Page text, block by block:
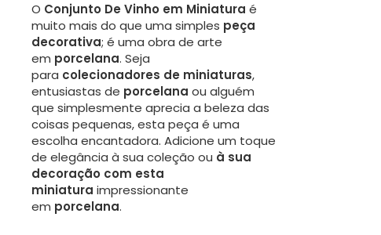
O Conjunto De Vinho em Miniatura é
muito mais do que uma simples peça
decorativa; é uma obra de arte
em porcelana. Seja
para colecionadores de miniaturas,
entusiastas de porcelana ou alguém
que simplesmente aprecia a beleza das
coisas pequenas, esta peça é uma
escolha encantadora. Adicione um toque
de elegância à sua coleção ou à sua
decoração com esta
miniatura impressionante
em porcelana.